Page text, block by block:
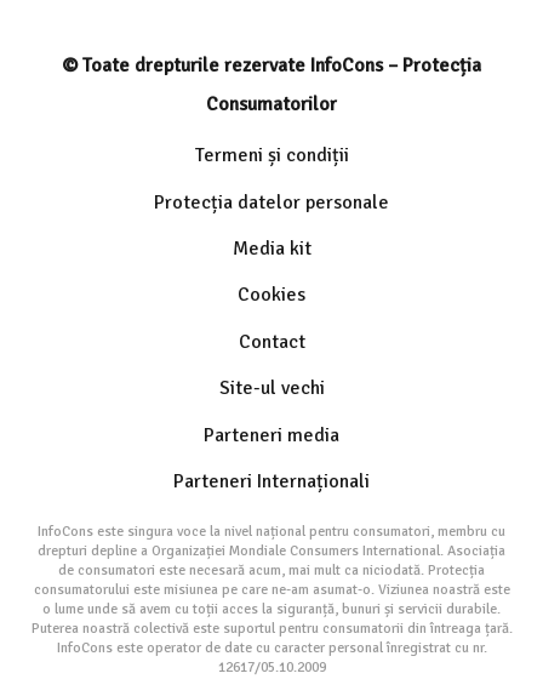
© Toate drepturile rezervate InfoCons – Protecția
Consumatorilor
Termeni și condiții
Protecția datelor personale
Media kit
Cookies
Contact
Site-ul vechi
Parteneri media
Parteneri Internaționali
InfoCons este singura voce la nivel național pentru consumatori, membru cu
drepturi depline a Organizației Mondiale Consumers International. Asociația
de consumatori este necesară acum, mai mult ca niciodată. Protecția
consumatorului este misiunea pe care ne-am asumat-o. Viziunea noastră este
o lume unde să avem cu toții acces la siguranță, bunuri și servicii durabile.
Puterea noastră colectivă este suportul pentru consumatorii din întreaga țară.
InfoCons este operator de date cu caracter personal înregistrat cu nr.
12617/05.10.2009